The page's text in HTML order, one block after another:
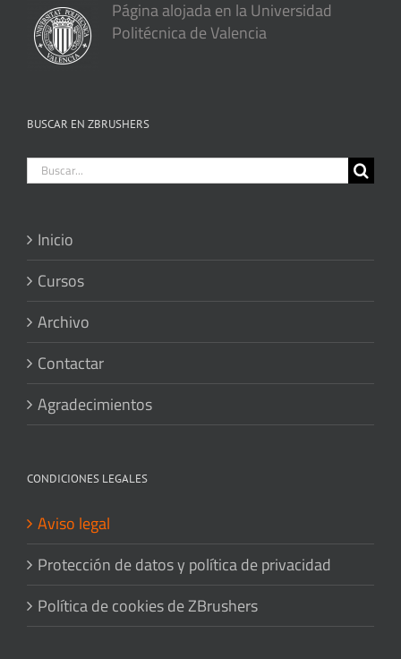
Página alojada en la Universidad
Politécnica de Valencia
BUSCAR EN ZBRUSHERS
Buscar:
Inicio
Cursos
Archivo
Contactar
Agradecimientos
CONDICIONES LEGALES
Aviso legal
Protección de datos y política de privacidad
Política de cookies de ZBrushers